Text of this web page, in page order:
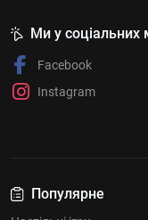
Популярне
Ми у
Facebook
Instagram